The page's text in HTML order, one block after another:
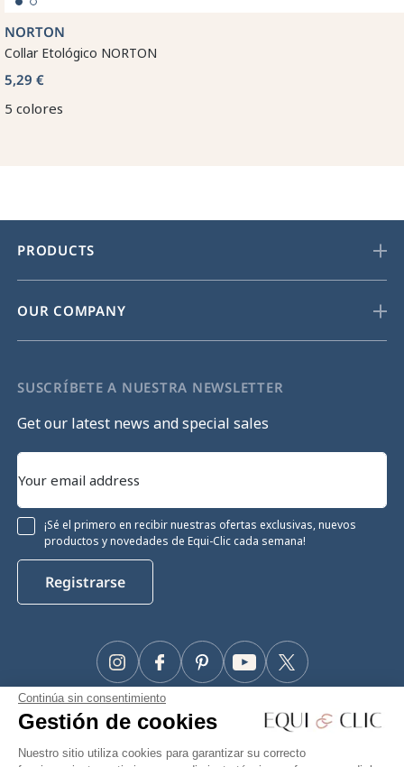
Continúa sin consentimiento
Gestión de cookies
Nuestro sitio utiliza cookies para garantizar su correcto
NORTON
Collar Etológico NORTON
5,29 €
5 colores
PRODUCTS
OUR COMPANY
SUSCRÍBETE A NUESTRA NEWSLETTER
Get our latest news and special sales
¡Sé el primero en recibir nuestras ofertas exclusivas, nuevos
productos y novedades de Equi-Clic cada semana!
Registrarse
Facebook Twitter
YouTube
Pinterest
Instagram
#Makeyourhorseapriority
🫶